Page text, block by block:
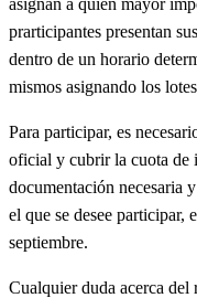
prarticipantes presentan
dentro de un horario
mismos asignando los
Para participar, es
oficial y cubrir la cuota de
documentación necesaria
el que se desee participar,
septiembre.
Cualquier duda acerca del